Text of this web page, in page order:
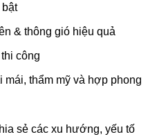
& thông gió hiệu quả
công
mái, thẩm mỹ và hợp phong
sẻ các xu hướng, yếu tố